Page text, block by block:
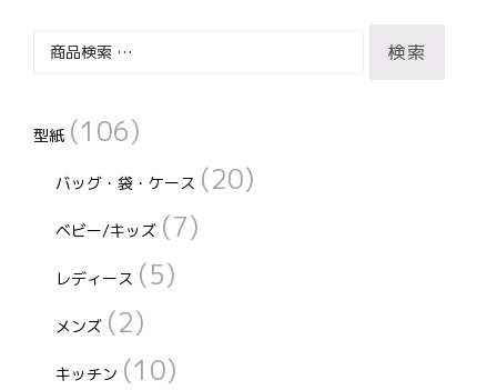
象:
検索
型紙 (106)
バッグ・袋・ケース (20)
ベビー/キッズ (7)
レディース (5)
メンズ (2)
キッチン (10)